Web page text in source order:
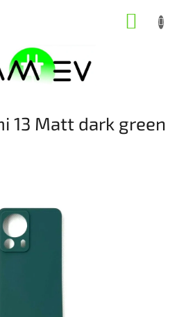
13 Matt dark green